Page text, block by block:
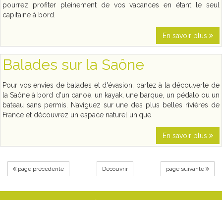
pourrez profiter pleinement de vos vacances en étant le seul
capitaine à bord.
En savoir plus
Balades sur la Saône
Pour vos envies de balades et d'évasion, partez à la découverte de
la Saône à bord d'un canoë, un kayak, une barque, un pédalo ou un
bateau sans permis. Naviguez sur une des plus belles rivières de
France et découvrez un espace naturel unique.
En savoir plus
page précédente Découvrir page suivante